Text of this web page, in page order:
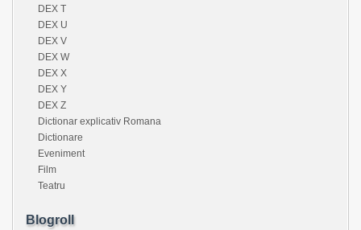
DEX T
DEX U
DEX V
DEX W
DEX X
DEX Y
DEX Z
Dictionar explicativ Romana
Dictionare
Eveniment
Film
Teatru
Blogroll